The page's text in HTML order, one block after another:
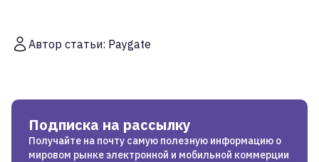
Автор статьи: Paygate
Подписка на рассылку
Получайте на почту самую полезную информацию о
мировом рынке электронной и мобильной коммерции